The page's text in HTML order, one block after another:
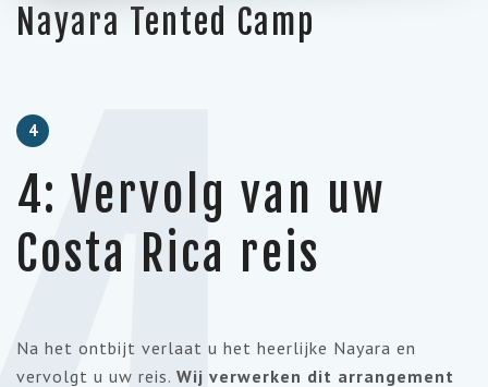
Nayara Tented Camp
4
4: Vervolg van uw
Costa Rica reis
Na het ontbijt verlaat u het heerlijke Nayara en
vervolgt u uw reis. Wij verwerken dit arrangement